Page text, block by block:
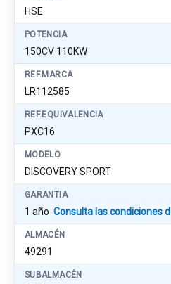
HSE
POTENCIA
150CV 110KW
REF.MARCA
LR112585
REF.EQUIVALENCIA
PXC16
MODELO
DISCOVERY SPORT
GARANTIA
1 año Consulta las condiciones
ALMACÉN
49291
SUBALMACÉN